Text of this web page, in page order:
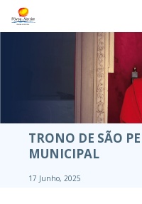
TRONO DE SÃO
MUNICIPAL
17 Junho, 2025